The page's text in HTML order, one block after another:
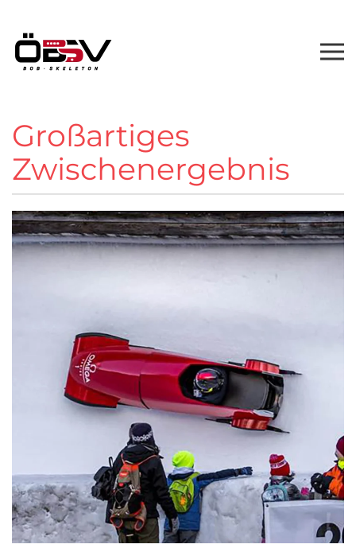
Großartiges
Zwischenergebnis